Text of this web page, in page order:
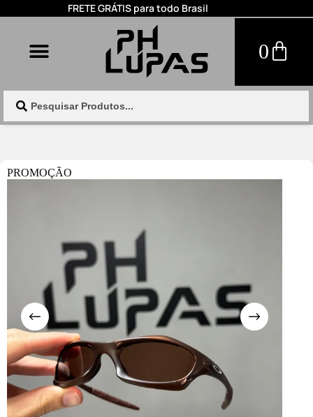
FRETE GRÁTIS para todo Brasil
0
PROMOÇÃO